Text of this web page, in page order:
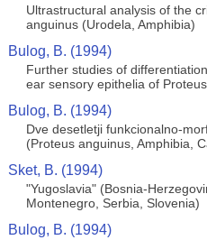
Ultrastructural analysis of the
anguinus (Urodela, Amphibia)
Bulog, B. (1994)
Further studies of
ear sensory epithelia of
Bulog, B. (1994)
Dve desetletji funkcionalno-
(Proteus anguinus, Amphibia,
Sket, B. (1994)
"Yugoslavia" (Bosnia-
Montenegro, Serbia, Slovenia)
Bulog, B. (1994)